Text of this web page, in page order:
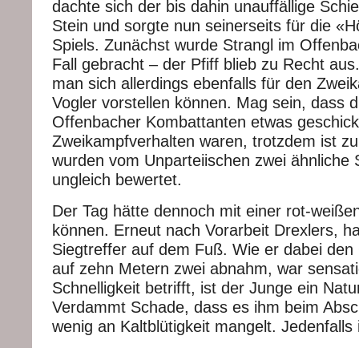
dachte sich der bis dahin unauffällige
Stein und sorgte nun seinerseits für die
Spiels. Zunächst wurde Strangl im
Fall gebracht – der Pfiff blieb zu Recht
man sich allerdings ebenfalls für den
Vogler vorstellen können. Mag sein, dass
Offenbacher Kombattanten etwas
Zweikampfverhalten waren, trotzdem ist
wurden vom Unparteiischen zwei ähnliche
ungleich bewertet.
Der Tag hätte dennoch mit einer rot-
können. Erneut nach Vorarbeit Drexlers,
Siegtreffer auf dem Fuß. Wie er dabei den
auf zehn Metern zwei abnahm, war
Schnelligkeit betrifft, ist der Junge ein
Verdammt Schade, dass es ihm beim
wenig an Kaltblütigkeit mangelt. Jedenfalls